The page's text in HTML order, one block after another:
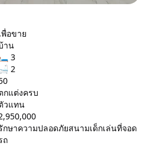
พื่อขาย
าน
3
2
กแต่งครบ
วแทน
กษาความปลอดภัยสนามเด็กเล่นที่จอด
ถ